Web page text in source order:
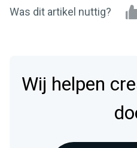
Was dit artikel nuttig?
Wij helpen